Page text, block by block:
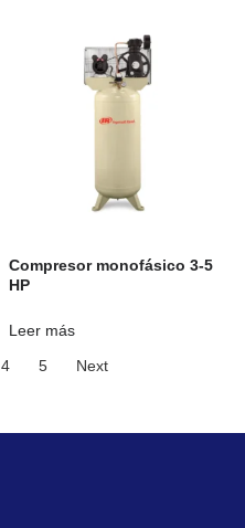
Compresor monofásico 3-5
HP
Leer más
4 5 Next